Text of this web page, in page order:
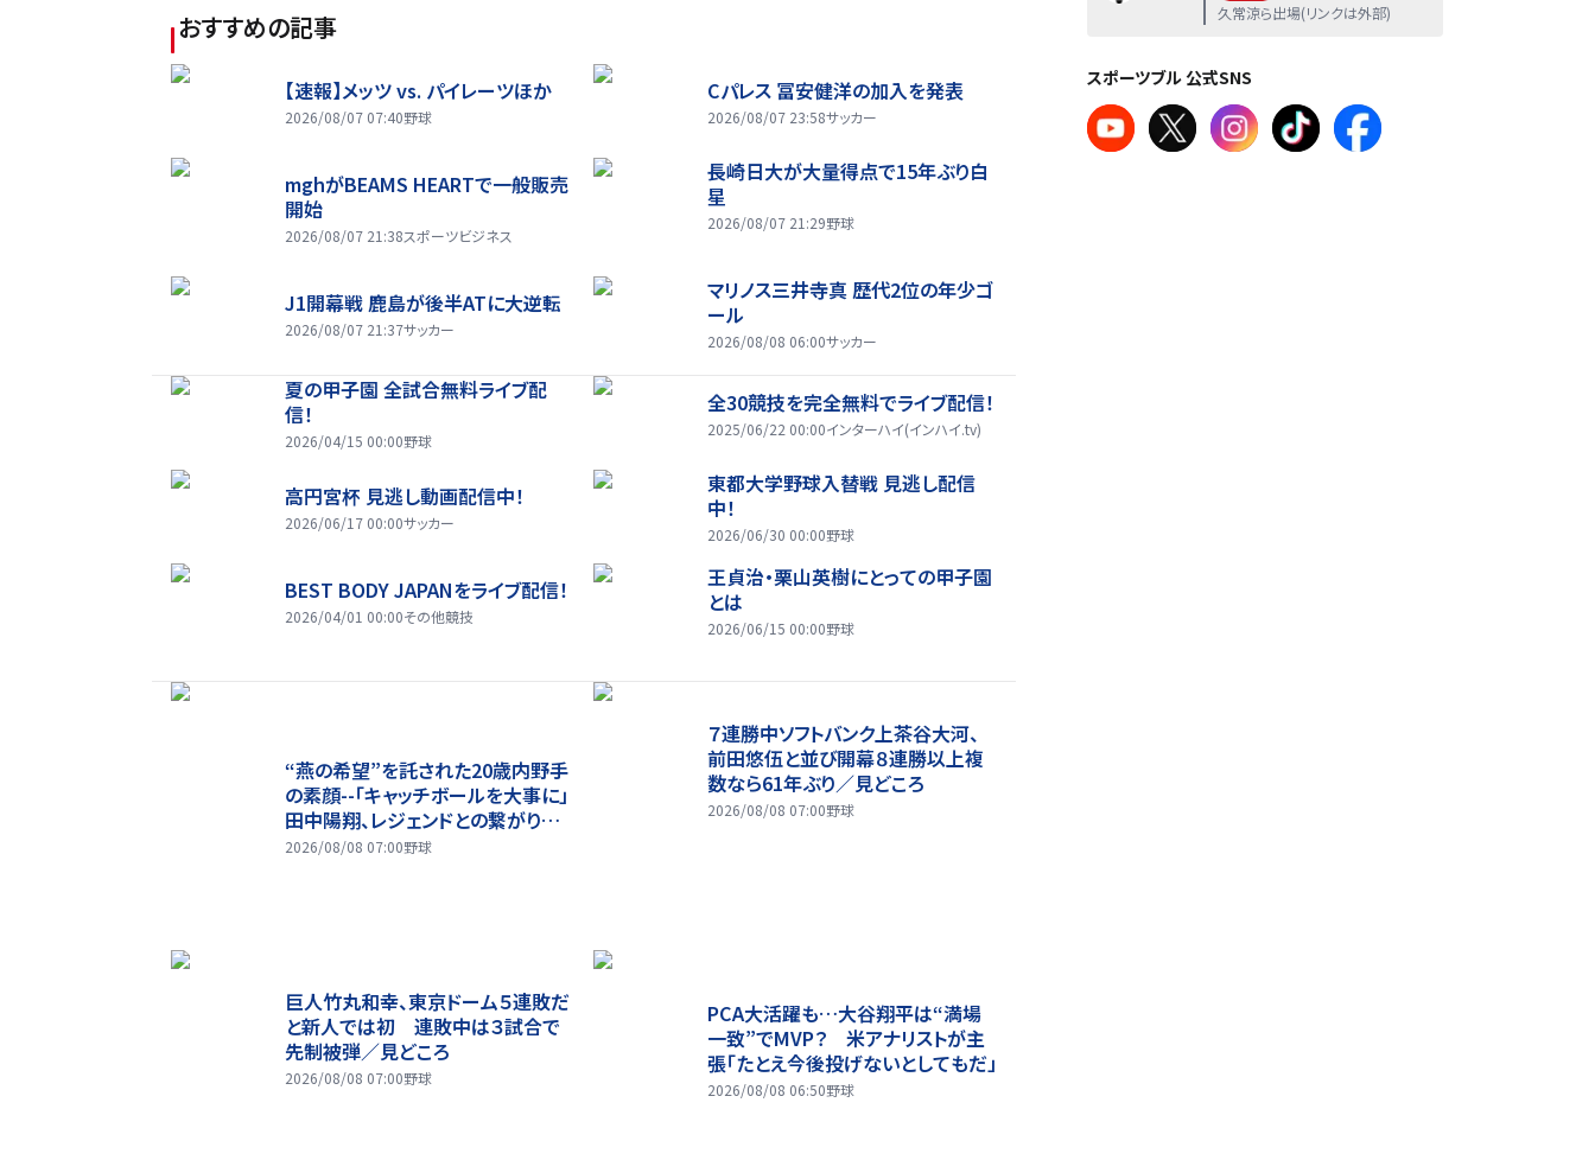
おすすめの記事
【速報】メッツ vs. パイレーツほか
2026/08/07 07:40野球
Cパレス 冨安健洋の加入を発表
2026/08/07 23:58サッカー
mghがBEAMS HEARTで一般販売
開始
2026/08/07 21:38スポーツビジネス
長崎日大が大量得点で15年ぶり白
星
2026/08/07 21:29野球
J1開幕戦 鹿島が後半ATに大逆転
2026/08/07 21:37サッカー
マリノス三井寺真 歴代2位の年少ゴ
ール
2026/08/08 06:00サッカー
夏の甲子園 全試合無料ライブ配
信！
2026/04/15 00:00野球
全30競技を完全無料でライブ配信！
2025/06/22 00:00インターハイ(インハイ.tv)
高円宮杯 見逃し動画配信中！
2026/06/17 00:00サッカー
東都大学野球入替戦 見逃し配信
中！
2026/06/30 00:00野球
BEST BODY JAPANをライブ配信！
2026/04/01 00:00その他競技
王貞治・栗山英樹にとっての甲子園
とは
2026/06/15 00:00野球
“燕の希望”を託された20歳内野手
の素顔--「キャッチボールを大事に」
田中陽翔、レジェンドとの繋がりと
歩み【しのの応燕レポート】
2026/08/08 07:00野球
７連勝中ソフトバンク上茶谷大河、
前田悠伍と並び開幕８連勝以上複
数なら61年ぶり／見どころ
2026/08/08 07:00野球
巨人竹丸和幸、東京ドーム５連敗だ
と新人では初 連敗中は３試合で
先制被弾／見どころ
2026/08/08 07:00野球
PCA大活躍も…大谷翔平は“満場
一致”でMVP？ 米アナリストが主
張「たとえ今後投げないとしてもだ」
2026/08/08 06:50野球
久常涼ら出場(リンクは外部)
スポーツブル 公式SNS